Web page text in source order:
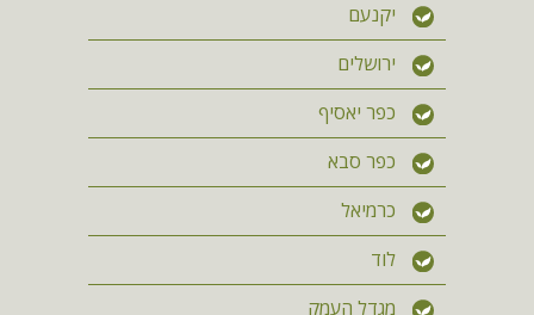
יקנעם
ירושלים
כפר יאסיף
כפר סבא
כרמיאל
לוד
מגדל העמק